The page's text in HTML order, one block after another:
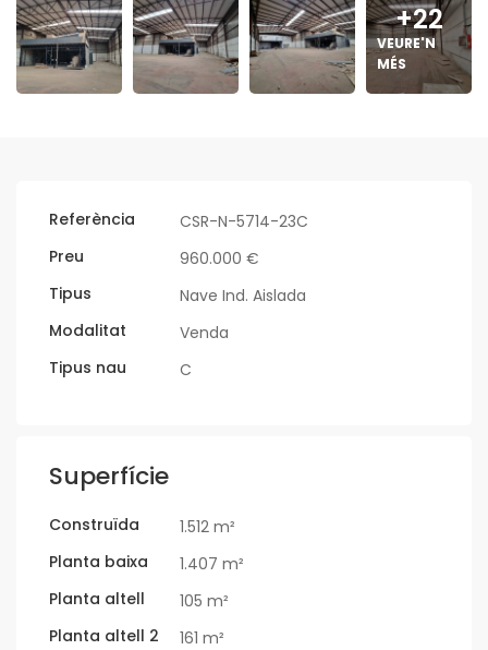
+22
VEURE'N
MÉS
Referència
CSR-N-5714-23C
Preu
960.000 €
Tipus
Nave Ind. Aislada
Modalitat
Venda
Tipus nau
C
Superfície
Construïda
1.512 m²
Planta baixa
1.407 m²
Planta altell
105 m²
Planta altell 2
161 m²